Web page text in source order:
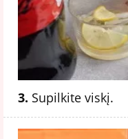
3. Supilkite viskį.